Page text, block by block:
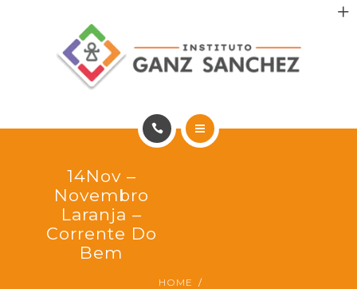
INCENTIVO AOS PACIENTES
PORTFÓLIO
MAIS SAÚDE
14Nov –
Novembro
Laranja –
Corrente Do
Bem
HOME